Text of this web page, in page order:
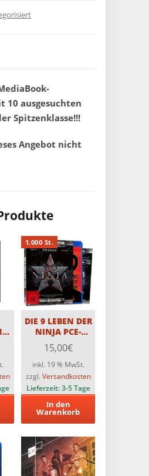
10 ausgesuchten
Spitzenklasse!!!
Angebot nicht
1.000 St.
DIE 9 LEBEN DER
NINJA PCE-
Edition (2 Disc-
Edition) Limitiert
auf 1000 St.
15,00€
inkl. 19 % MwSt.
zzgl. Versandkosten
Lieferzeit:3-5 Tage
In den
Warenkorb